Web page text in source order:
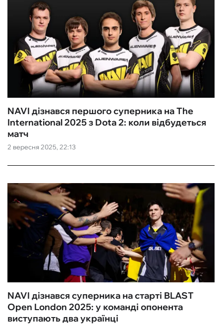
2 вересня 2025, 22:13
NAVI дізнався першого суперника на The
International 2025 з Dota 2: коли відбудеться
матч
NAVI дізнався суперника на старті BLAST
Open London 2025: у команді опонента
виступають два українці